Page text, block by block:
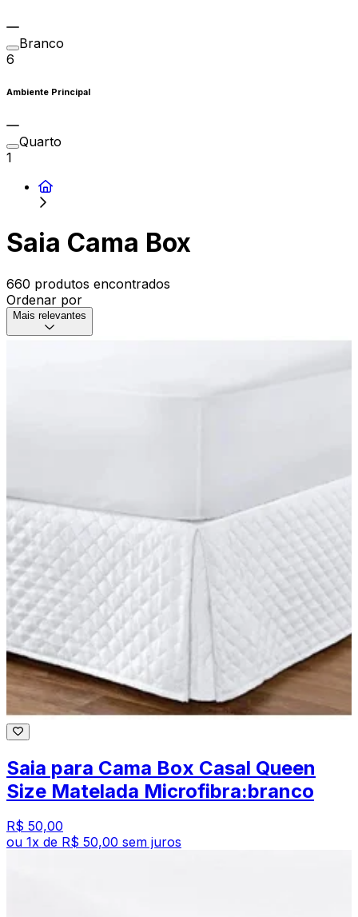
Branco
6
Ambiente Principal
Quarto
1
Saia Cama Box
660 produtos encontrados
Ordenar por
Mais relevantes
Saia para Cama Box Casal Queen
Size Matelada Microfibra:branco
R$ 50,00
ou 1x de R$ 50,00 sem juros